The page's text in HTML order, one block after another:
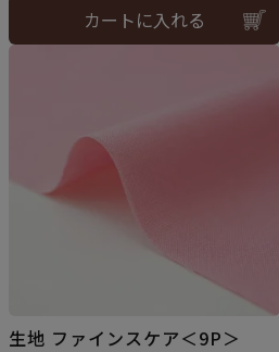
カートに入れる
生地 ファインスケア＜9P＞